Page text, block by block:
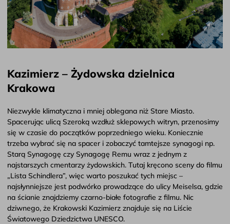
Kazimierz – Żydowska dzielnica
Krakowa
Niezwykle klimatyczna i mniej oblegana niż Stare Miasto.
Spacerując ulicą Szeroką wzdłuż sklepowych witryn, przenosimy
się w czasie do początków poprzedniego wieku. Koniecznie
trzeba wybrać się na spacer i zobaczyć tamtejsze synagogi np.
Starą Synagogę czy Synagogę Remu wraz z jednym z
najstarszych cmentarzy żydowskich. Tutaj kręcono sceny do filmu
„Lista Schindlera”, więc warto poszukać tych miejsc –
najsłynniejsze jest podwórko prowadzące do ulicy Meiselsa, gdzie
na ścianie znajdziemy czarno-białe fotografie z filmu. Nic
dziwnego, że Krakowski Kazimierz znajduje się na Liście
Światowego Dziedzictwa UNESCO.